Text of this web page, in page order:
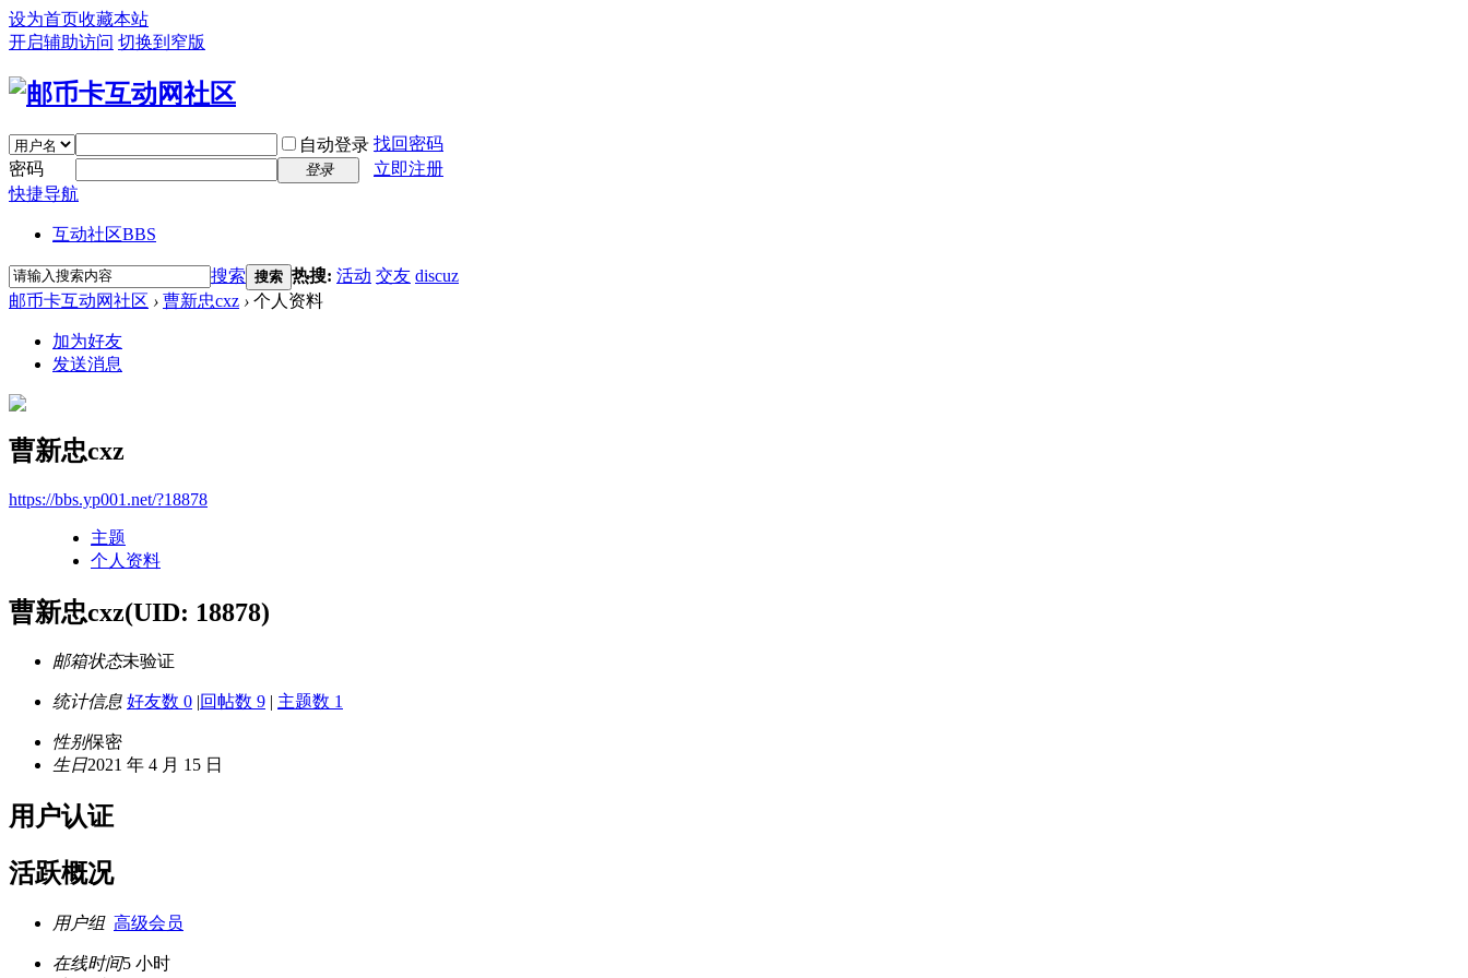
设为首页收藏本站
开启辅助访问 切换到窄版
自动登录 找回密码
密码
登录
立即注册
快捷导航
互动社区BBS
搜索 搜索 热搜: 活动 交友 discuz
邮币卡互动网社区 › 曹新忠cxz › 个人资料
加为好友
发送消息
曹新忠cxz
https://bbs.yp001.net/?18878
主题
个人资料
曹新忠cxz(UID: 18878)
邮箱状态未验证
统计信息 好友数 0 |回帖数 9 | 主题数 1
性别保密
生日2021 年 4 月 15 日
用户认证
活跃概况
用户组 高级会员
在线时间5 小时